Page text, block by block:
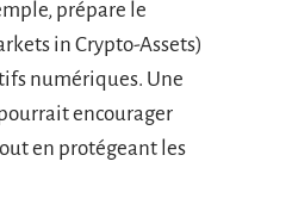
prépare le
in Crypto-Assets)
numériques. Une
encourager
en protégeant les